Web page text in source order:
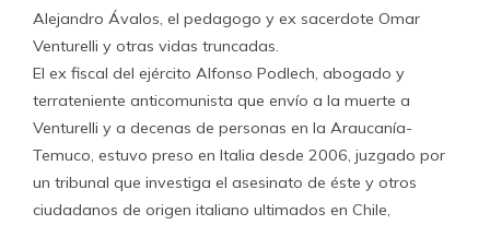
Alejandro Ávalos, el pedagogo y ex sacerdote Omar
Venturelli y otras vidas truncadas.
El ex fiscal del ejército Alfonso Podlech, abogado y
terrateniente anticomunista que envío a la muerte a
Venturelli y a decenas de personas en la Araucanía-
Temuco, estuvo preso en Italia desde 2006, juzgado por
un tribunal que investiga el asesinato de éste y otros
ciudadanos de origen italiano ultimados en Chile,